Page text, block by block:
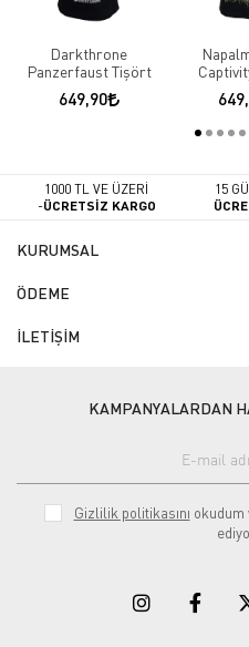
Darkthrone
Panzerfaust Tişört
649,90
1000 TL VE ÜZERİ
-ÜCRETSİZ KARGO
15
KURUMSAL
ÖDEME
İLETİŞİM
KAMPANYALARDAN
Gizlilik politikasını okudum